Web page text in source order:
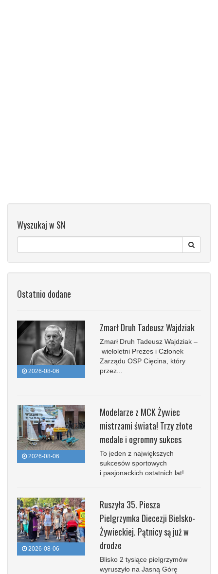
Wyszukaj w SN
Ostatnio dodane
2026-08-06
Zmarł Druh Tadeusz Wajdziak
Zmarł Druh Tadeusz Wajdziak –
wieloletni Prezes i Członek
Zarządu OSP Cięcina, który
przez...
2026-08-06
Modelarze z MCK Żywiec
mistrzami świata! Trzy złote
medale i ogromny sukces
To jeden z największych
sukcesów sportowych
i pasjonackich ostatnich lat!
2026-08-06
Ruszyła 35. Piesza
Pielgrzymka Diecezji Bielsko-
Żywieckiej. Pątnicy są już w
drodze
Blisko 2 tysiące pielgrzymów
wyruszyło na Jasną Górę